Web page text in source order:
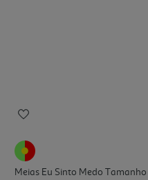
Meias Eu Sinto Medo